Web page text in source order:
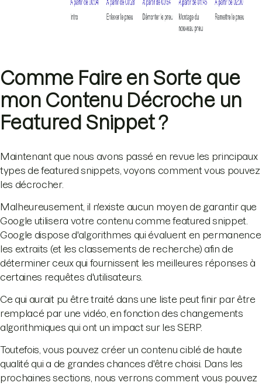
Comme Faire en Sorte que
mon Contenu Décroche un
Featured Snippet ?
Maintenant que nous avons passé en revue les principaux
types de featured snippets, voyons comment vous pouvez
les décrocher.
Malheureusement, il n'existe aucun moyen de garantir que
Google utilisera votre contenu comme featured snippet.
Google dispose d'algorithmes qui évaluent en permanence
les extraits (et les classements de recherche) afin de
déterminer ceux qui fournissent les meilleures réponses à
certaines requêtes d'utilisateurs.
Ce qui aurait pu être traité dans une liste peut finir par être
remplacé par une vidéo, en fonction des changements
algorithmiques qui ont un impact sur les SERP.
Toutefois, vous pouvez créer un contenu ciblé de haute
qualité qui a de grandes chances d'être choisi. Dans les
prochaines sections, nous verrons comment vous pouvez